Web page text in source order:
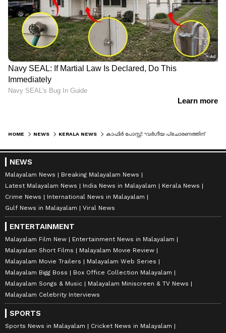
HOME NEWS KERALA NEWS
NEWS
Malayalam News
Breaking Malayalam News
Latest Malayalam News
India News in Malayalam
Kerala News
Crime News
International News in Malayalam
Gulf News in Malayalam
Viral News
ENTERTAINMENT
Malayalam Film New
Entertainment News in Malayalam
Malayalam Short Films
Malayalam Movie Review
Malayalam Movie Trailers
Malayalam Web Series
Malayalam Bigg Boss
Box Office Collection Malayalam
Malayalam Songs & Music
Malayalam Miniscreen & TV News
Malayalam Celebrity Interviews
SPORTS
Sports News in Malayalam
Cricket News in Malayalam